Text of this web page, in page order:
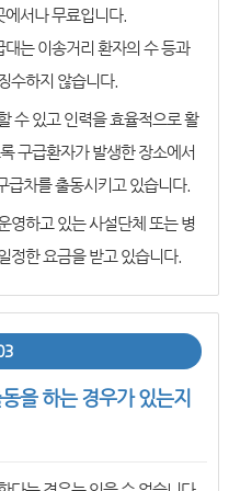
서나 무료입니다.
는 이송거리 환자의 수 등과
수하지 않습니다.
수 있고 인력을 효율적으로 활
구급환자가 발생한 장소에서
차를 출동시키고 있습니다.
영하고 있는 사설단체 또는 병
정한 요금을 받고 있습니다.
을 하는 경우가 있는지